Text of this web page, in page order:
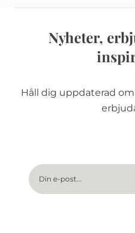
Nyheter,
Håll dig uppdaterad